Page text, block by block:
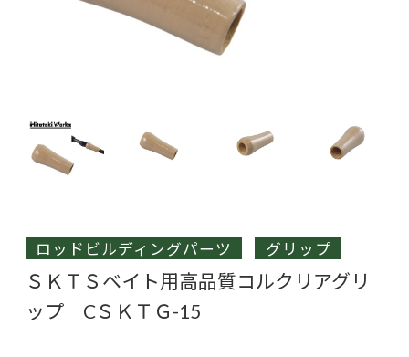
ロッドビルディングパーツ グリップ
ＳＫＴＳベイト用高品質コルクリアグリ
ップ CＳＫＴＧ-15